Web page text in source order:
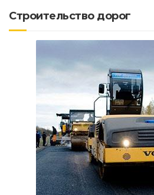
Строительство дорог